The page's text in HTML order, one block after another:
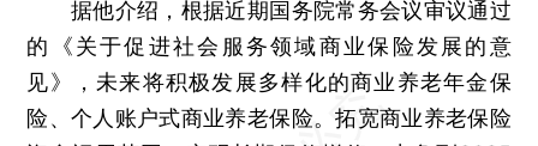
据他介绍，根据近期国务院常务会议审议通过
的《关于促进社会服务领域商业保险发展的意
见》，未来将积极发展多样化的商业养老年金保
险、个人账户式商业养老保险。拓宽商业养老保险